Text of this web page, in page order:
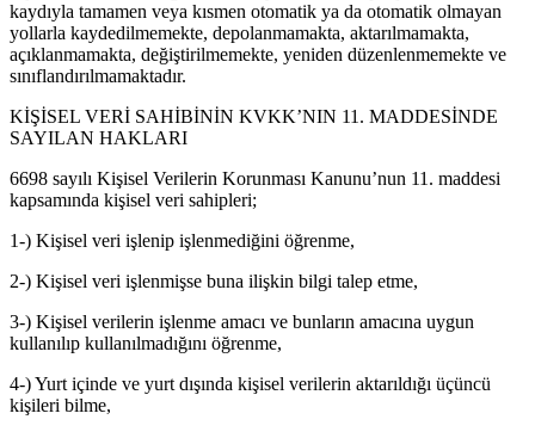
kaydıyla tamamen veya kısmen otomatik ya da otomatik olmayan
yollarla kaydedilmemekte, depolanmamakta, aktarılmamakta,
açıklanmamakta, değiştirilmemekte, yeniden düzenlenmemekte ve
sınıflandırılmamaktadır.
KİŞİSEL VERİ SAHİBİNİN KVKK’NIN 11. MADDESİNDE
SAYILAN HAKLARI
6698 sayılı Kişisel Verilerin Korunması Kanunu’nun 11. maddesi
kapsamında kişisel veri sahipleri;
1-) Kişisel veri işlenip işlenmediğini öğrenme,
2-) Kişisel veri işlenmişse buna ilişkin bilgi talep etme,
3-) Kişisel verilerin işlenme amacı ve bunların amacına uygun
kullanılıp kullanılmadığını öğrenme,
4-) Yurt içinde ve yurt dışında kişisel verilerin aktarıldığı üçüncü
kişileri bilme,